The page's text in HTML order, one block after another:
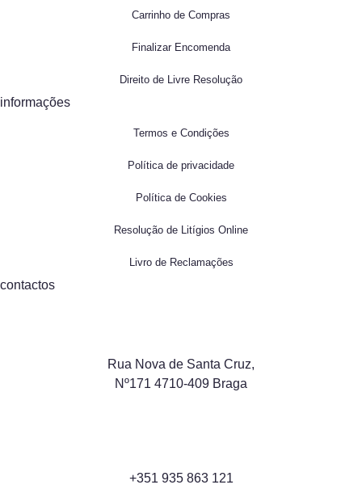
Carrinho de Compras
Finalizar Encomenda
Direito de Livre Resolução
informações
Termos e Condições
Política de privacidade
Política de Cookies
Resolução de Litígios Online
Livro de Reclamações
contactos
Rua Nova de Santa Cruz,
Nº171 4710-409 Braga
+351 935 863 121